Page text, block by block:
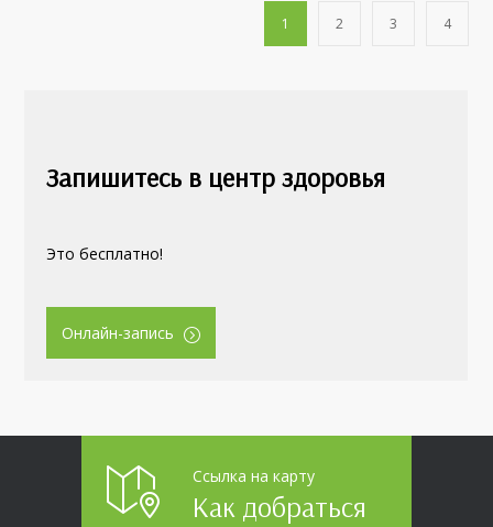
1 2 3 4
Запишитесь в центр здоровья
Это бесплатно!
Онлайн-запись
Ссылка на карту
Как добраться